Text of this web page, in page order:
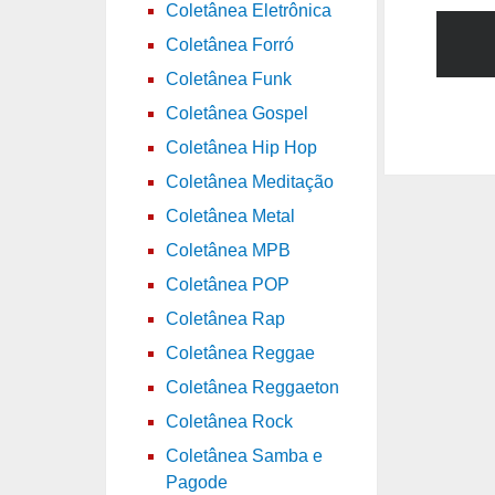
Coletânea Eletrônica
Coletânea Forró
Coletânea Funk
Coletânea Gospel
Coletânea Hip Hop
Coletânea Meditação
Coletânea Metal
Coletânea MPB
Coletânea POP
Coletânea Rap
Coletânea Reggae
Coletânea Reggaeton
Coletânea Rock
Coletânea Samba e
Pagode